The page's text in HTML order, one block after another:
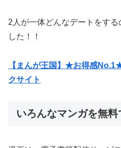
2人が一体どんなデートをす
した！！
【まんが王国】★お得感
クサイト
いろんなマンガを無料